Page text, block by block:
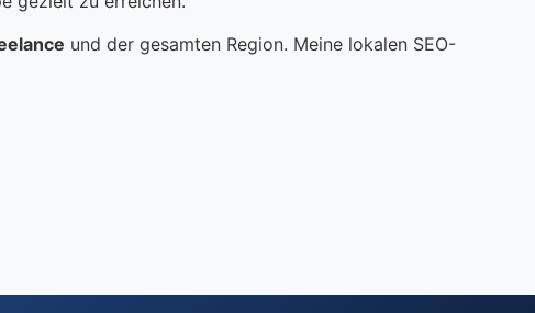
und der gesamten Region. Meine lokalen SEO-